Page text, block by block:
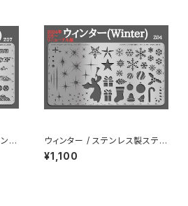
レ
ウィンター / ステンレス製ステン
シル(z04)リニューアル版
¥1,100